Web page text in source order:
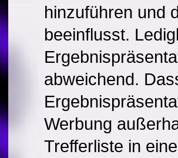
hinzuführen und
beeinflusst.
abweichend.
Werbung
Trefferliste in